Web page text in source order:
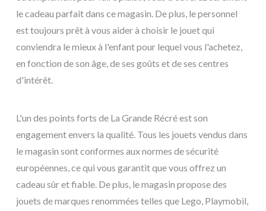
le cadeau parfait dans ce magasin. De plus, le personnel
est toujours prêt à vous aider à choisir le jouet qui
conviendra le mieux à l'enfant pour lequel vous l'achetez,
en fonction de son âge, de ses goûts et de ses centres
d'intérêt.
L'un des points forts de La Grande Récré est son
engagement envers la qualité. Tous les jouets vendus dans
le magasin sont conformes aux normes de sécurité
européennes, ce qui vous garantit que vous offrez un
cadeau sûr et fiable. De plus, le magasin propose des
jouets de marques renommées telles que Lego, Playmobil,